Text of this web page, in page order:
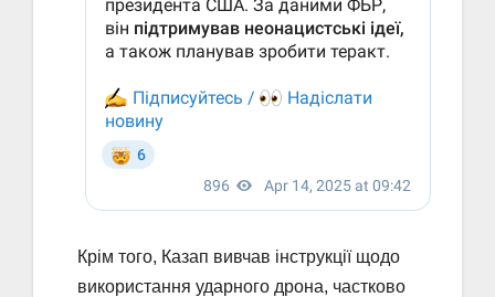
Крім того, Казап вивчав інструкції щодо
використання ударного дрона, частково